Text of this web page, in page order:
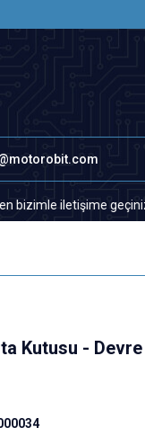
iletişime geçiniz.
Kutusu -